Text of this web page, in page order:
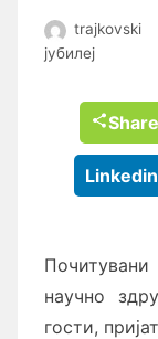
trajkovski
јубилеј
научно
гости,